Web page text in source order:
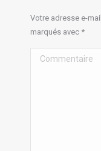
Votre adresse e-
marqués avec *
Commentaire